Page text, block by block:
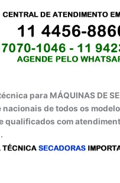
para MÁQUINAS DE
nacionais de todos os
qualificados com